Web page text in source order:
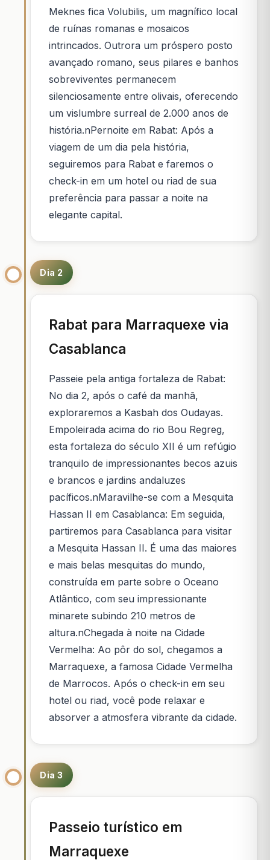
Meknes fica Volubilis, um magnífico local
de ruínas romanas e mosaicos
intrincados. Outrora um próspero posto
avançado romano, seus pilares e banhos
sobreviventes permanecem
silenciosamente entre olivais, oferecendo
um vislumbre surreal de 2.000 anos de
história.nPernoite em Rabat: Após a
viagem de um dia pela história,
seguiremos para Rabat e faremos o
check-in em um hotel ou riad de sua
preferência para passar a noite na
elegante capital.
Dia 2
Rabat para Marraquexe via
Casablanca
Passeie pela antiga fortaleza de Rabat:
No dia 2, após o café da manhã,
exploraremos a Kasbah dos Oudayas.
Empoleirada acima do rio Bou Regreg,
esta fortaleza do século XII é um refúgio
tranquilo de impressionantes becos azuis
e brancos e jardins andaluzes
pacíficos.nMaravilhe-se com a Mesquita
Hassan II em Casablanca: Em seguida,
partiremos para Casablanca para visitar
a Mesquita Hassan II. É uma das maiores
e mais belas mesquitas do mundo,
construída em parte sobre o Oceano
Atlântico, com seu impressionante
minarete subindo 210 metros de
altura.nChegada à noite na Cidade
Vermelha: Ao pôr do sol, chegamos a
Marraquexe, a famosa Cidade Vermelha
de Marrocos. Após o check-in em seu
hotel ou riad, você pode relaxar e
absorver a atmosfera vibrante da cidade.
Dia 3
Passeio turístico em
Marraquexe